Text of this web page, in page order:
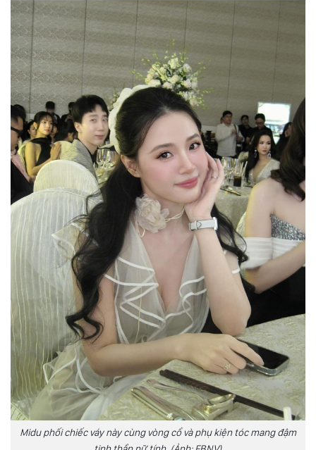
Midu phối chiếc váy này cùng vòng cổ và phụ kiện tóc mang đậm